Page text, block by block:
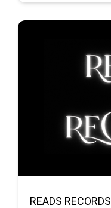
READS RECORDS